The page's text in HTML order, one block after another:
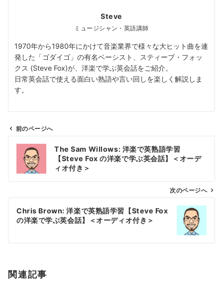
Steve
ミュージシャン・英語講師
1970年から1980年にかけて音楽業界で様々な大ヒット曲を連
発した「ゴダイゴ」の有名ベーシスト、スティーブ・フォッ
クス (Steve Fox)が、洋楽で学ぶ英会話をご紹介。
日常英会話で使える面白い熟語や言い回しを楽しく解説しま
す。
ン
前のページへ
The Sam Willows: 洋楽で英熟語学習
【Steve Fox の洋楽で学ぶ英会話】＜オーデ
ィオ付き＞
次のページへ
Chris Brown: 洋楽で英熟語学習【Steve Fox
の洋楽で学ぶ英会話】＜オーディオ付き＞
関連記事